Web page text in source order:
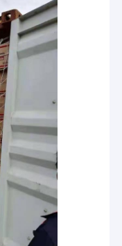
mekan ürünleri Ltd.Şti.,
denizcilik,
şehrinde